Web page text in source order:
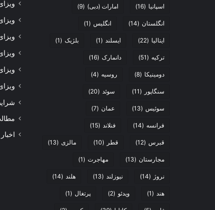
اسپانیا (16) امارات (دبی) (9)
انگلستان (14) انگلیس (1)
ایتالیا (22) ایسلند (1) بلژیک (1)
ترکیه (51) دانمارک (16)
دومینیکا (8) روسیه (4)
سنگاپور (11) سوئد (20)
سوئیس (13) عمان (7)
فرانسه (14) فنلاند (15)
قبرس (12) قطر (10) مالزی (13)
مجارستان (13) مهاجرت (1)
نروژ (14) نیوزلند (13) هلند (14)
هند (1) ویدئو (2) پرتغال (1)
اخبار